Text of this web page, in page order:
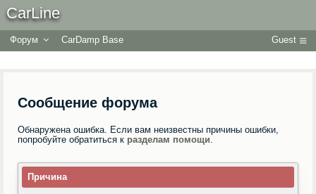
CarLine
Форум CarDamp Base Guest
Сообщение форума
Обнаружена ошибка. Если вам неизвестны причины ошибки,
попробуйте обратиться к разделам помощи.
Причина